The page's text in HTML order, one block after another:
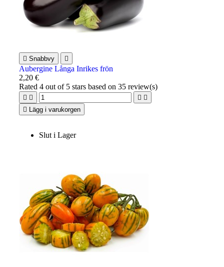
 Snabbvy 
Aubergine Långa Inrikes frön
2,20 €
Rated4 out of 5 stars based on35 review(s)
   
 Lägg i varukorgen
Slut i Lager